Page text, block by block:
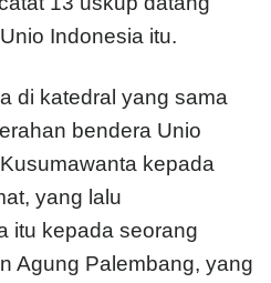
Indonesia itu.
di katedral yang sama
bendera Unio
kepada
yang lalu
itu kepada seorang
Agung Palembang, yang